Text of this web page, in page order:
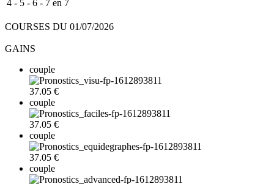
4 - 5 - 6 - 7 en 7
COURSES DU 01/07/2026
GAINS
couple
37.05 €
couple
37.05 €
couple
37.05 €
couple